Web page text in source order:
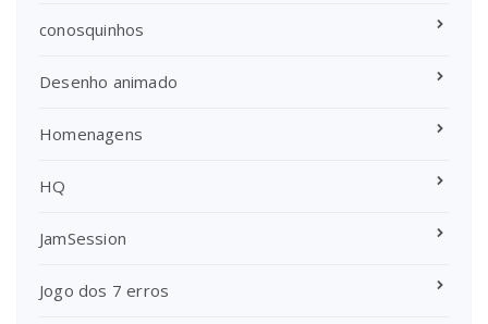
conosquinhos
Desenho animado
Homenagens
HQ
JamSession
Jogo dos 7 erros